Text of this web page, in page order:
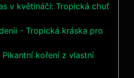
v květináči: Tropická chuť
- Tropická kráska pro
koření z vlastní